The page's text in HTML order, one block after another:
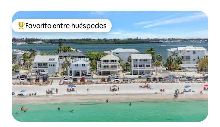
Favorito entre huéspedes preferido
Favorito entre huéspedes